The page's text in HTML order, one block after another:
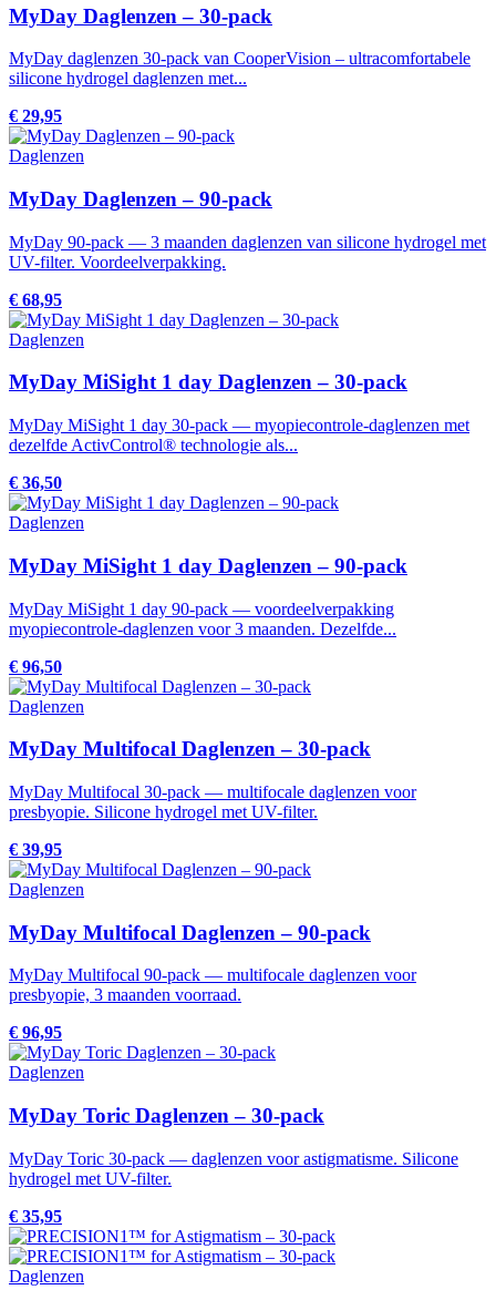
MyDay Daglenzen – 30-pack
MyDay daglenzen 30-pack van CooperVision – ultracomfortabele
silicone hydrogel daglenzen met...
€ 29,95
Daglenzen
MyDay Daglenzen – 90-pack
MyDay 90-pack — 3 maanden daglenzen van silicone hydrogel met
UV-filter. Voordeelverpakking.
€ 68,95
Daglenzen
MyDay MiSight 1 day Daglenzen – 30-pack
MyDay MiSight 1 day 30-pack — myopiecontrole-daglenzen met
dezelfde ActivControl® technologie als...
€ 36,50
Daglenzen
MyDay MiSight 1 day Daglenzen – 90-pack
MyDay MiSight 1 day 90-pack — voordeelverpakking
myopiecontrole-daglenzen voor 3 maanden. Dezelfde...
€ 96,50
Daglenzen
MyDay Multifocal Daglenzen – 30-pack
MyDay Multifocal 30-pack — multifocale daglenzen voor
presbyopie. Silicone hydrogel met UV-filter.
€ 39,95
Daglenzen
MyDay Multifocal Daglenzen – 90-pack
MyDay Multifocal 90-pack — multifocale daglenzen voor
presbyopie, 3 maanden voorraad.
€ 96,95
Daglenzen
MyDay Toric Daglenzen – 30-pack
MyDay Toric 30-pack — daglenzen voor astigmatisme. Silicone
hydrogel met UV-filter.
€ 35,95
Daglenzen